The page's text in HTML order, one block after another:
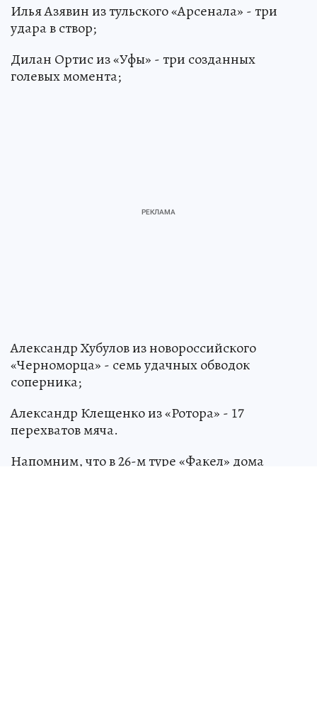
Илья Азявин из тульского «Арсенала» - три
удара в створ;
Дилан Ортис из «Уфы» - три созданных
голевых момента;
Александр Хубулов из новороссийского
«Черноморца» - семь удачных обводок
соперника;
Александр Клещенко из «Ротора» - 17
перехватов мяча.
Напомним, что в 26-м туре «Факел» дома